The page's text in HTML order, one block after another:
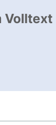
Volltext